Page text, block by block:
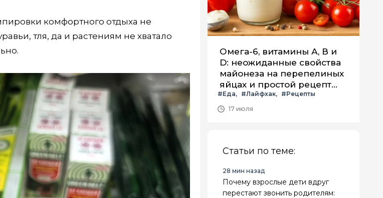
комфортного отдыха не
тля, да и растениям не хватало
Омега-6, витамины А, В и
D: неожиданные свойства
майонеза на перепелиных
яйцах и простой рецепт
летнего салата с ним
#Еда #Лайфхак
#Рецепты
17 июля
Статьи по теме:
28 мин назад
Почему взрослые дети вдруг
перестают звонить родителям: